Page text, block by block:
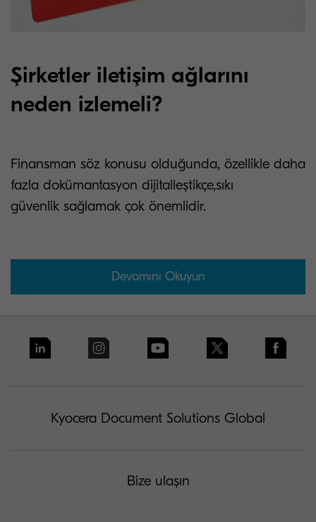
Şirketler iletişim ağlarını
neden izlemeli?
Finansman söz konusu olduğunda, özellikle daha
fazla dokümantasyon dijitalleştikçe,sıkı
güvenlik sağlamak çok önemlidir.
Devamını Okuyun
Kyocera Document Solutions Global
Bize ulaşın